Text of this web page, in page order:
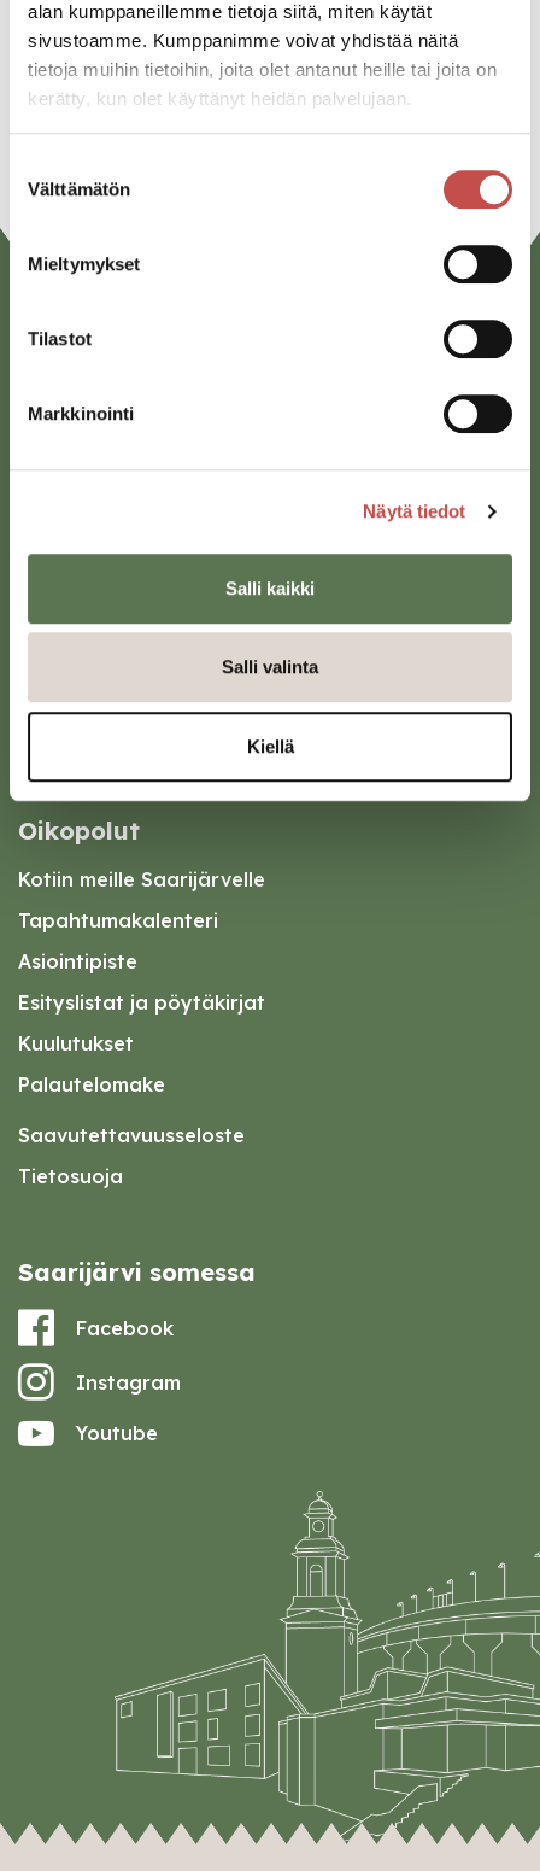
alan kumppaneillemme tietoja siitä, miten käytät
sivustoamme. Kumppanimme voivat yhdistää näitä
tietoja muihin tietoihin, joita olet antanut heille tai joita on
kerätty, kun olet käyttänyt heidän palvelujaan.
valinta
Välttämätön
Mieltymykset
Tilastot
Markkinointi
Näytä tiedot
Salli kaikki
Salli valinta
Kiellä
Twitter
Linkedin
Karttapalvelu
Oikopolut
Kotiin meille Saarijärvelle
Tapahtumakalenteri
Asiointipiste
Esityslistat ja pöytäkirjat
Kuulutukset
Palautelomake
Saavutettavuusseloste
Tietosuoja
Saarijärvi somessa
Facebook
Instagram
Youtube